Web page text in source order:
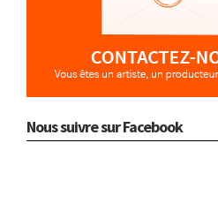
Nous suivre sur Facebook